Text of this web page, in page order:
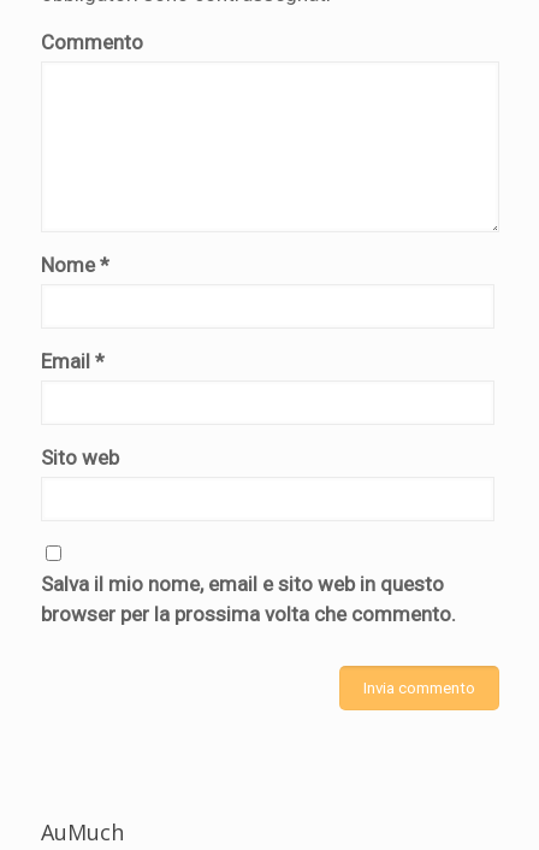
Commento
Nome*
Email *
Sito web
Salva il mio nome, email e sito web in questo
browser per la prossima volta che commento.
AuMuch